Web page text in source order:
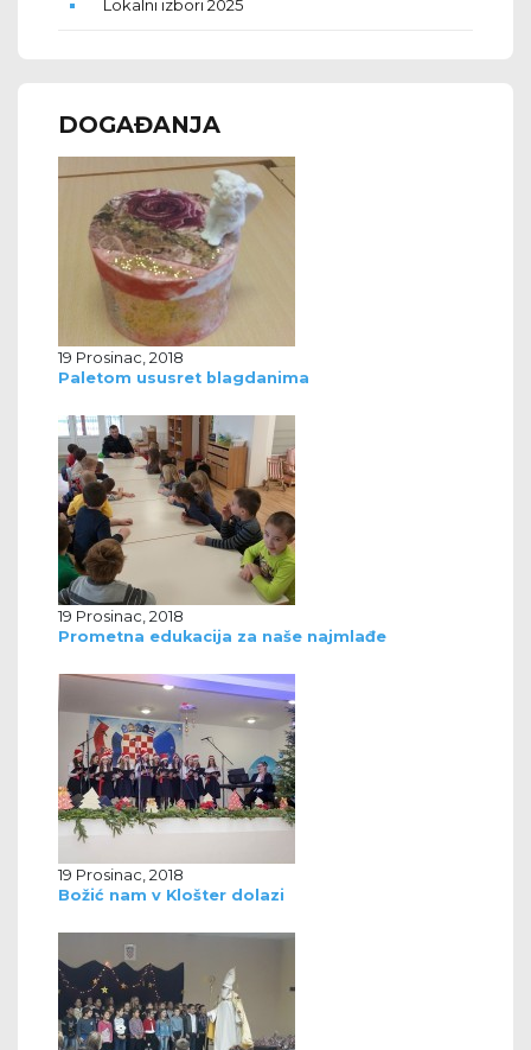
Lokalni izbori 2025
DOGAĐANJA
19 Prosinac, 2018
Paletom ususret blagdanima
19 Prosinac, 2018
Prometna edukacija za naše najmlađe
19 Prosinac, 2018
Božić nam v Klošter dolazi